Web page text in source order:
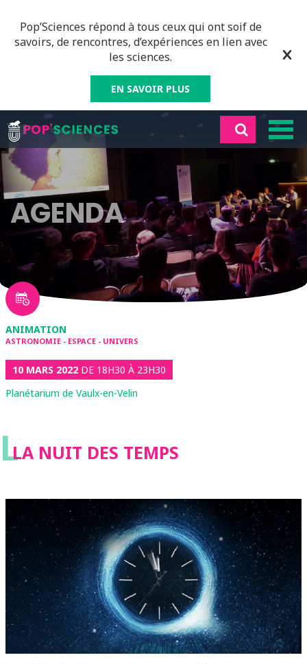
Pop’Sciences répond à tous ceux qui ont soif de
savoirs, de rencontres, d’expériences en lien avec
les sciences.
EN SAVOIR PLUS
AGENDA
ANIMATION
ASTRONOMIE - ESPACE - UNIVERS
10 MARS 2022 DE 18H30 À 23H30
Planétarium de Vaulx-en-Velin
LLA NUIT DES TEMPS